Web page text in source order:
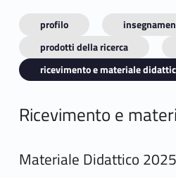
profilo
prodotti della ricerca
ricevimento e materiale
Ricevimento e
Materiale Didattico